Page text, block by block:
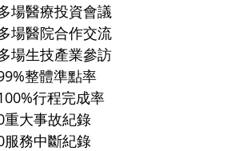
場醫療投資會議
場醫院合作交流
場生技產業參訪
整體準點率
行程完成率
重大事故紀錄
服務中斷紀錄